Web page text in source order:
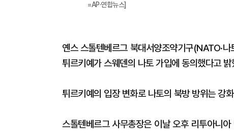
=AP·연합뉴스]
옌스 스톨텐베르그 북대서양조약기구(NATO·
튀르키예가 스웨덴의 나토 가입에 동의했다고
튀르키예의 입장 변화로 나토의 북방 방위는 강
스톨텐베르그 사무총장은 이날 오후 리투아니